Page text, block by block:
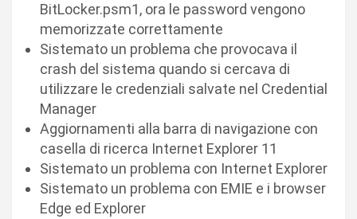
BitLocker.psm1, ora le password vengono
memorizzate correttamente
Sistemato un problema che provocava il
crash del sistema quando si cercava di
utilizzare le credenziali salvate nel Credential
Manager
Aggiornamenti alla barra di navigazione con
casella di ricerca Internet Explorer 11
Sistemato un problema con Internet Explorer
Sistemato un problema con EMIE e i browser
Edge ed Explorer